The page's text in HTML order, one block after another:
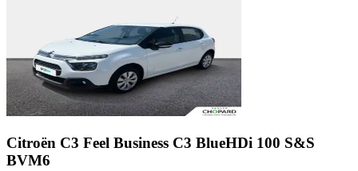
Citroën C3 Feel Business C3 BlueHDi 100 S&S
BVM6